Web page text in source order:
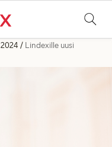
2024
Lindexille uusi